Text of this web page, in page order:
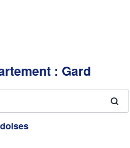
: Gard